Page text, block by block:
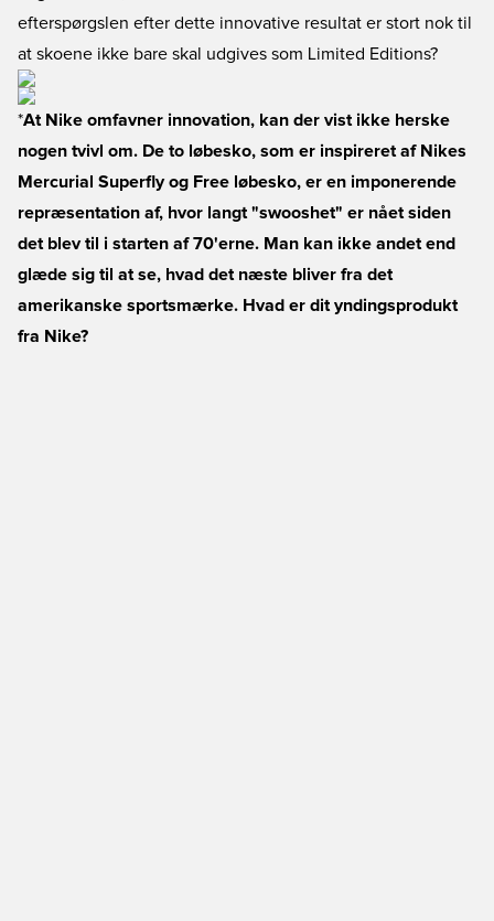
efterspørgslen efter dette innovative resultat er stort nok til
at skoene ikke bare skal udgives som Limited Editions?
*At Nike omfavner innovation, kan der vist ikke herske
nogen tvivl om. De to løbesko, som er inspireret af Nikes
Mercurial Superfly og Free løbesko, er en imponerende
repræsentation af, hvor langt "swooshet" er nået siden
det blev til i starten af 70'erne. Man kan ikke andet end
glæde sig til at se, hvad det næste bliver fra det
amerikanske sportsmærke. Hvad er dit yndingsprodukt
fra Nike?